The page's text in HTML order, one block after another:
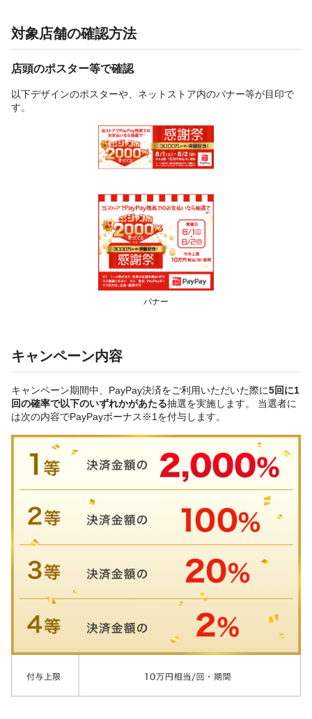
対象店舗の確認方法
店頭のポスター等で確認
以下デザインのポスターや、ネットストア内のバナー等が目印で
す。
バナー
キャンペーン内容
キャンペーン期間中、PayPay決済をご利用いただいた際に5回に1
回の確率で以下のいずれかがあたる抽選を実施します。 当選者に
は次の内容でPayPayボーナス※1を付与します。